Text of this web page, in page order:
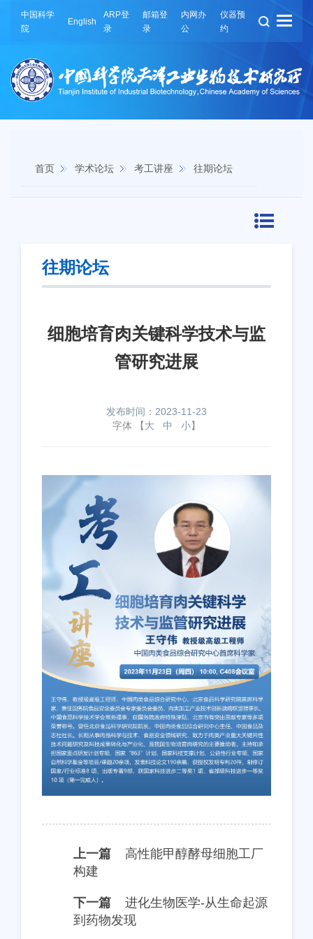
中国科学
院
English
ARP登
录
邮箱登
录
内网办
公
仪器预
约
首页 学术论坛 考工讲座 往期论坛
往期论坛
细胞培育肉关键科学技术与监
管研究进展
发布时间：2023-11-23
字体 【大 中 小】
上一篇
高性能甲醇酵母细胞工厂
构建
下一篇
进化生物医学-从生命起源
到药物发现